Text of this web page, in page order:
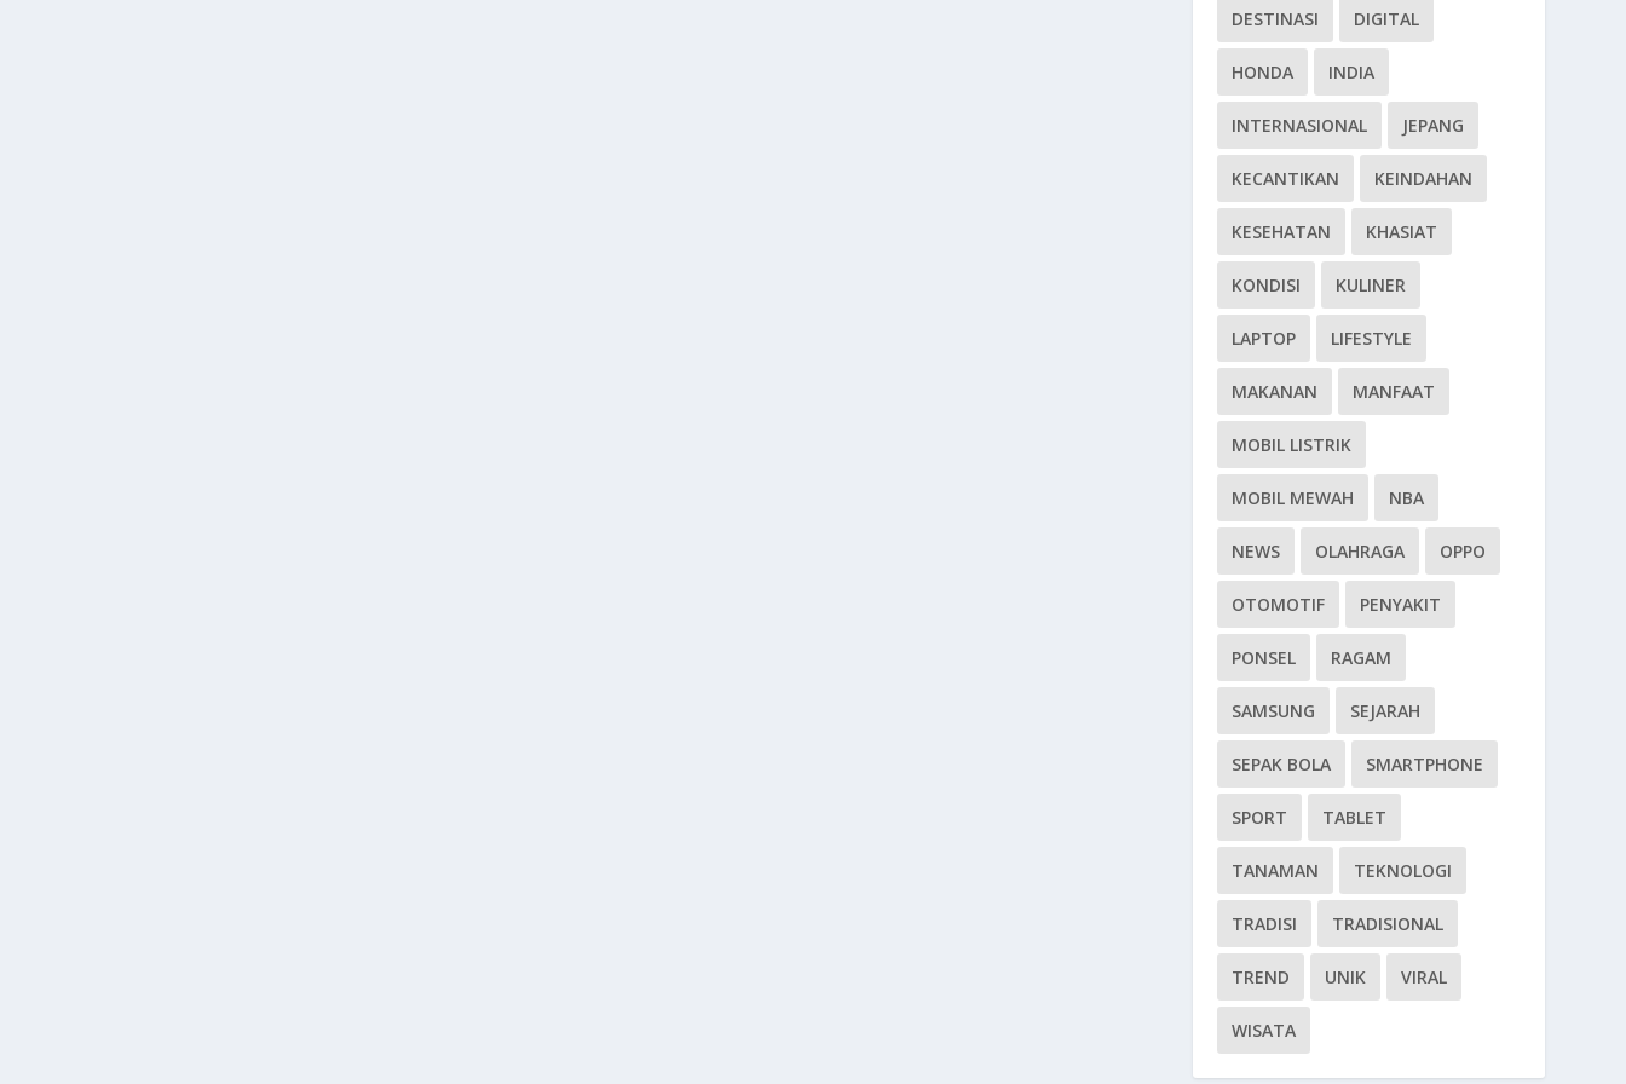
DESTINASI DIGITAL
HONDA INDIA
INTERNASIONAL JEPANG
KECANTIKAN KEINDAHAN
KESEHATAN KHASIAT
KONDISI KULINER
LAPTOP LIFESTYLE
MAKANAN MANFAAT
MOBIL LISTRIK
MOBIL MEWAH NBA
NEWS OLAHRAGA OPPO
OTOMOTIF PENYAKIT
PONSEL RAGAM
SAMSUNG SEJARAH
SEPAK BOLA SMARTPHONE
SPORT TABLET
TANAMAN TEKNOLOGI
TRADISI TRADISIONAL
TREND UNIK VIRAL
WISATA